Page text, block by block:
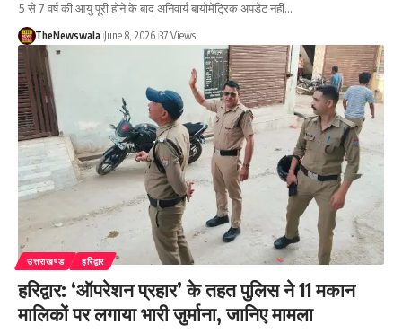
5 से 7 वर्ष की आयु पूरी होने के बाद अनिवार्य बायोमेट्रिक अपडेट नहीं…
TheNewswala June 8, 2026 37 Views
उत्तराखण्ड हरिद्वार
हरिद्वार: ‘ऑपरेशन प्रहार’ के तहत पुलिस ने 11 मकान
मालिकों पर लगाया भारी जुर्माना, जानिए मामला